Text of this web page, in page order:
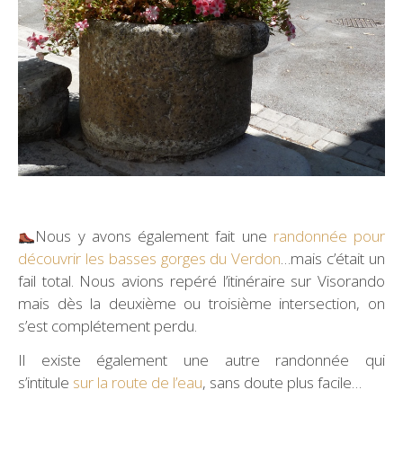
Nous y avons également fait une randonnée pour
découvrir les basses gorges du Verdon…mais c’était un
fail total. Nous avions repéré l’itinéraire sur Visorando
mais dès la deuxième ou troisième intersection, on
s’est complétement perdu.
Il existe également une autre randonnée qui
s’intitule sur la route de l’eau, sans doute plus facile…